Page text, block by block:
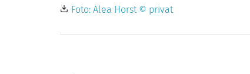
Foto: Alea Horst © privat